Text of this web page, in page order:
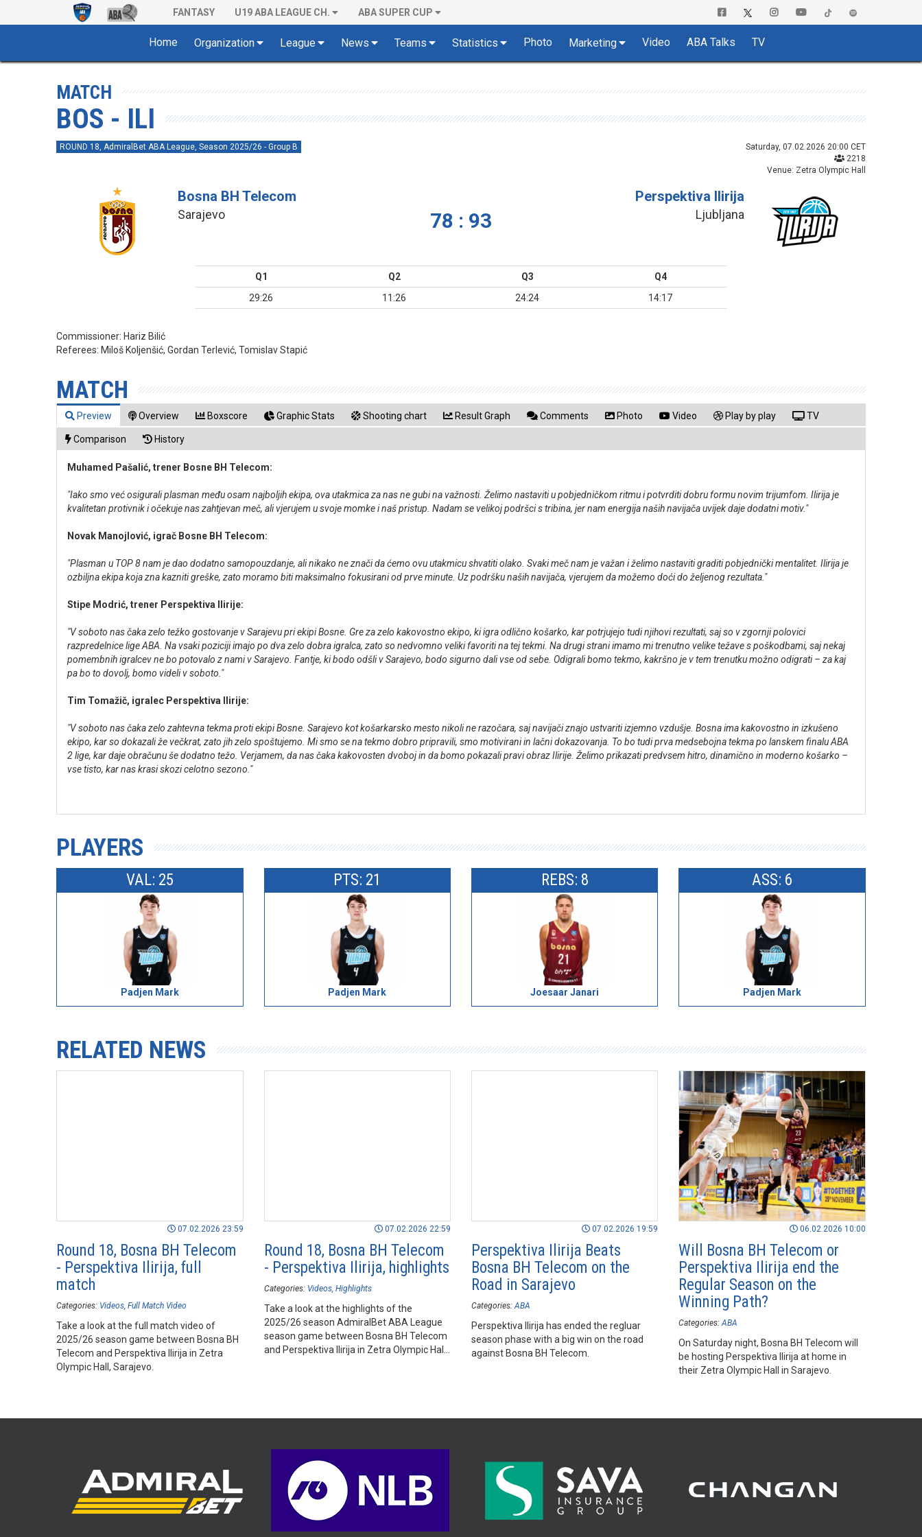
FANTASY U19 ABA LEAGUE CH. ABA SUPER CUP
Home Organization League News Teams Statistics Photo Marketing Video ABA Talks TV
MATCH
BOS - ILI
ROUND 18, AdmiralBet ABA League, Season 2025/26 - Group B
Saturday, 07.02.2026 20:00 CET
2218
Venue: Zetra Olympic Hall
Bosna BH Telecom
Sarajevo 78 : 93
Perspektiva Ilirija
Ljubljana
Q1 Q2 Q3
Q4
29:26
11:26 24:24 14:17
Commissioner: Hariz Bilić
Referees: Miloš Koljenšić, Gordan Terlević, Tomislav Stapić
MATCH
Preview Overview Boxscore Graphic Stats Shooting chart Result Graph Comments Photo Video Play by play TV
Comparison History
Muhamed Pašalić, trener Bosne BH Telecom:
"Iako smo već osigurali plasman među osam najboljih ekipa, ova utakmica za nas ne gubi na važnosti. Želimo nastaviti u pobjedničkom ritmu i potvrditi dobru formu novim trijumfom. Ilirija je
kvalitetan protivnik i očekuje nas zahtjevan meč, ali vjerujem u svoje momke i naš pristup. Nadam se velikoj podršci s tribina, jer nam energija naših navijača uvijek daje dodatni motiv."
Novak Manojlović, igrač Bosne BH Telecom:
"Plasman u TOP 8 nam je dao dodatno samopouzdanje, ali nikako ne znači da ćemo ovu utakmicu shvatiti olako. Svaki meč nam je važan i želimo nastaviti graditi pobjednički mentalitet. Ilirija je
ozbiljna ekipa koja zna kazniti greške, zato moramo biti maksimalno fokusirani od prve minute. Uz podršku naših navijača, vjerujem da možemo doći do željenog rezultata."
Stipe Modrić, trener Perspektiva Ilirije:
"V soboto nas čaka zelo težko gostovanje v Sarajevu pri ekipi Bosne. Gre za zelo kakovostno ekipo, ki igra odlično košarko, kar potrjujejo tudi njihovi rezultati, saj so v zgornji polovici
razpredelnice lige ABA. Na vsaki poziciji imajo po dva zelo dobra igralca, zato so nedvomno veliki favoriti na tej tekmi. Na drugi strani imamo mi trenutno velike težave s poškodbami, saj nekaj
pomembnih igralcev ne bo potovalo z nami v Sarajevo. Fantje, ki bodo odšli v Sarajevo, bodo sigurno dali vse od sebe. Odigrali bomo tekmo, kakršno je v tem trenutku možno odigrati – za kaj
pa bo to dovolj, bomo videli v soboto."
Tim Tomažič, igralec Perspektiva Ilirije:
"V soboto nas čaka zelo zahtevna tekma proti ekipi Bosne. Sarajevo kot košarkarsko mesto nikoli ne razočara, saj navijači znajo ustvariti izjemno vzdušje. Bosna ima kakovostno in izkušeno
ekipo, kar so dokazali že večkrat, zato jih zelo spoštujemo. Mi smo se na tekmo dobro pripravili, smo motivirani in lačni dokazovanja. To bo tudi prva medsebojna tekma po lanskem finalu ABA
2 lige, kar daje obračunu še dodatno težo. Verjamem, da nas čaka kakovosten dvoboj in da bomo pokazali pravi obraz Ilirije. Želimo prikazati predvsem hitro, dinamično in moderno košarko –
vse tisto, kar nas krasi skozi celotno sezono."
PLAYERS
VAL: 25
Padjen Mark
PTS: 21
Padjen Mark
REBS: 8
Joesaar Janari
ASS: 6
Padjen Mark
RELATED NEWS
07.02.2026 23:59
Round 18, Bosna BH Telecom
- Perspektiva Ilirija, full
match
Categories: Videos Full Match Video
Take a look at the full match video of
2025/26 season game between Bosna BH
Telecom and Perspektiva Ilirija in Zetra
Olympic Hall, Sarajevo.
07.02.2026 22:59
Round 18, Bosna BH Telecom
- Perspektiva Ilirija, highlights
Categories: Videos Highlights
Take a look at the highlights of the
2025/26 season AdmiralBet ABA League
season game between Bosna BH Telecom
and Perspektiva Ilirija in Zetra Olympic Hall,
07.02.2026 19:59
Perspektiva Ilirija Beats
Bosna BH Telecom on the
Road in Sarajevo
Categories: ABA
Perspektiva Ilirija has ended the regluar
season phase with a big win on the road
against Bosna BH Telecom.
06.02.2026 10:00
Will Bosna BH Telecom or
Perspektiva Ilirija end the
Regular Season on the
Winning Path?
Categories: ABA
On Saturday night, Bosna BH Telecom will
be hosting Perspektiva Ilirija at home in
their Zetra Olympic Hall in Sarajevo.